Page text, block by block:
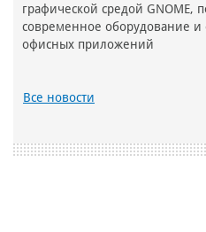
графической средой GNOME,
современное оборудование
офисных приложений
Все новости